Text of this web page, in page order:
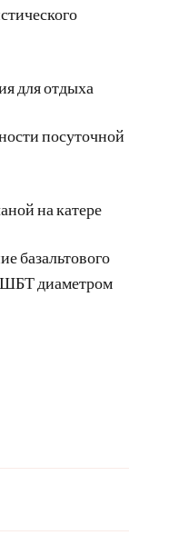
для отдыха
посуточной
на катере
базальтового
ШБТ диаметром